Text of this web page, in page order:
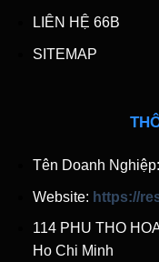
LIÊN HỆ 66B
SITEMAP
Tên Doanh Nghiệp:
Website: https://
114 PHU THO
Ho Chi Minh